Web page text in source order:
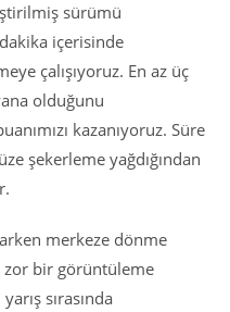
sürümü
içerisinde
çalışıyoruz. En az üç
olduğunu
kazanıyoruz. Süre
şekerleme yağdığından
merkeze dönme
zor bir görüntüleme
sırasında